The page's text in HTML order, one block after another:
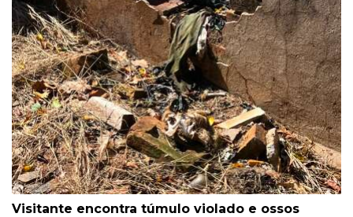
Visitante encontra túmulo violado e ossos